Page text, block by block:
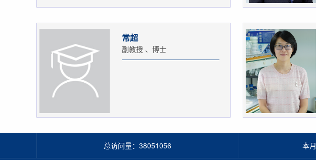
常超
副教授 、博士
总访问量： 38051056 本